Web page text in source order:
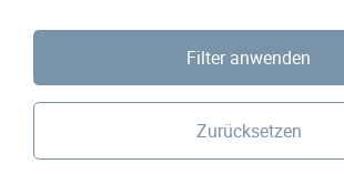
Filter anwenden
Zurücksetzen